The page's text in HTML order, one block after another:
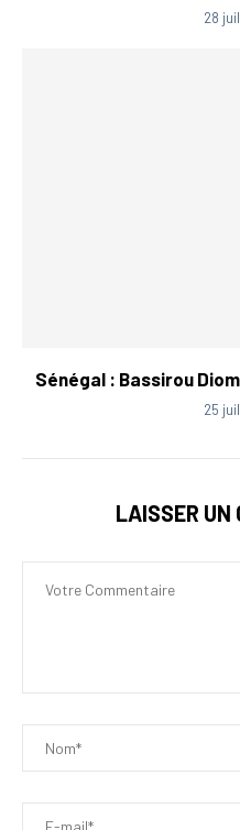
28
Sénégal : Bassirou
25
LAISSER UN